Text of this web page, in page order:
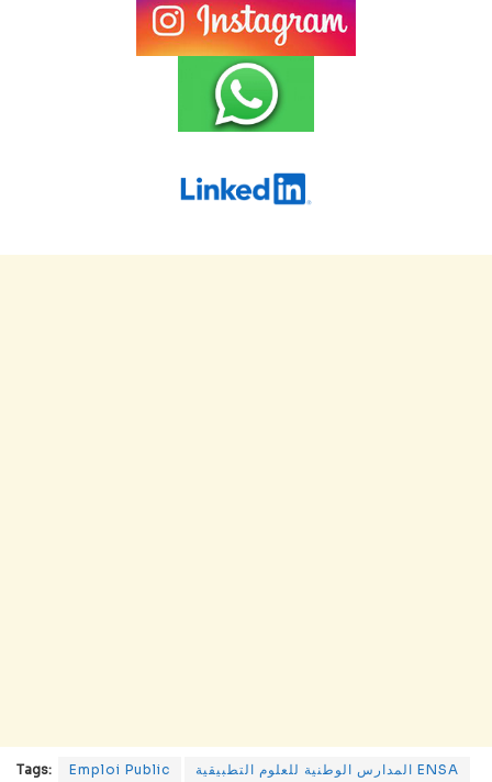
Tags: Emploi Public
المدارس الوطنية للعلوم التطبيقية ENSA